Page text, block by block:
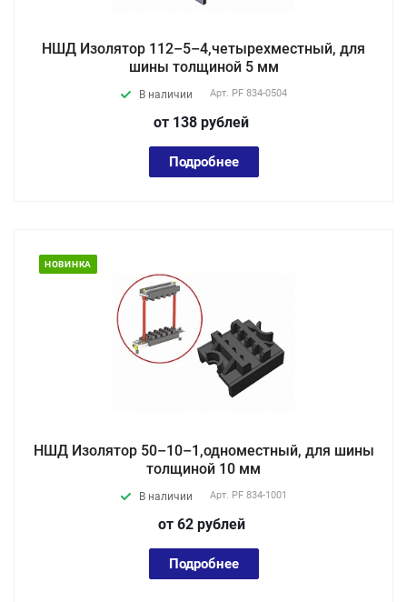
НШД Изолятор 112–5–4,четырехместный, для
шины толщиной 5 мм
В наличии Арт. PF 834-0504
от 138 рублей
Подробнее
НОВИНКА
НШД Изолятор 50–10–1,одноместный, для шины
толщиной 10 мм
В наличии Арт. PF 834-1001
от 62 рублей
Подробнее